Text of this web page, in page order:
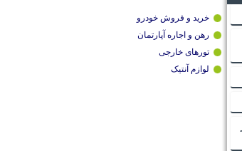
خرید و فروش خودرو
رهن و اجاره آپارتمان
تورهای خارجی
لوازم آنتیک